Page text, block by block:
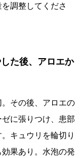
調整してくださ
た後、アロエか
その後、アロエの
に張りつけ、患部
キュウリを輪切り
果あり。水泡の発